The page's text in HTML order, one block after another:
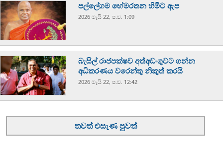
පල්ලේගම හේමරතන හිමිට ඇප
2026 මැයි 22, ප.ව. 1:09
බැසිල් රාජපක්ෂව අත්අඩංගුවට ගන්න
අධිකරණය වරෙන්තු නිකුත් කරයි
2026 මැයි 22, ප.ව. 12:42
තවත් එසැණ පුවත්